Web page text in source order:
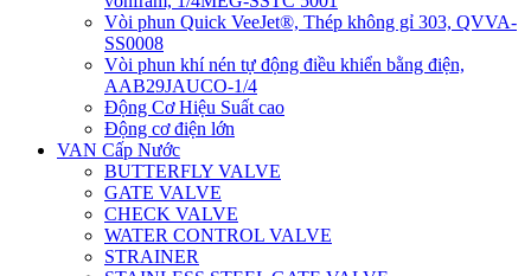
Vòi phun Quick VeeJet®, Thép không gỉ 303, QVVA-
SS0008
Vòi phun khí nén tự động điều khiển bằng điện,
AAB29JAUCO-1/4
Động Cơ Hiệu Suất cao
Động cơ điện lớn
VAN Cấp Nước
BUTTERFLY VALVE
GATE VALVE
CHECK VALVE
WATER CONTROL VALVE
STRAINER